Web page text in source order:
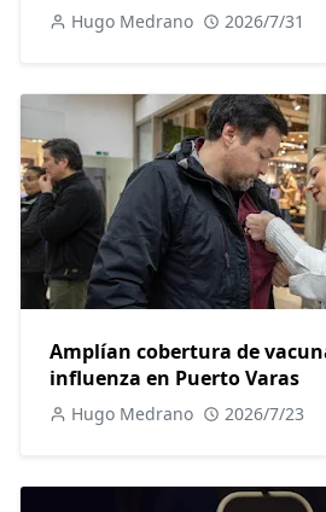
Hugo Medrano 2026/7/31
Amplían cobertura de
influenza en Puerto Varas
Hugo Medrano 2026/7/23